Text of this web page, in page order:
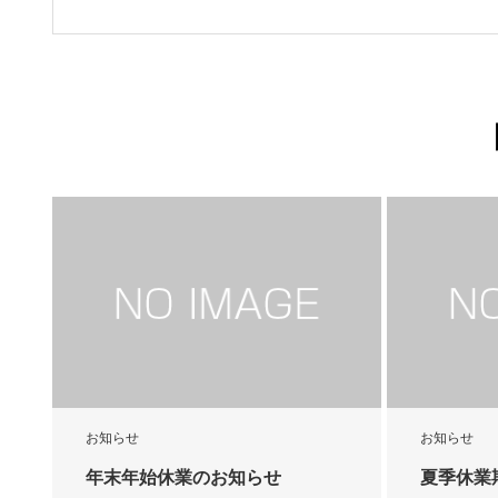
お知らせ
年末年始休業のお知らせ
お知らせ
夏季休業